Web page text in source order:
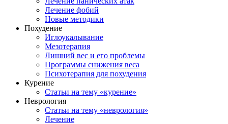
Лечение фобий
Новые методики
Похудение
Иглоукалывание
Мезотерапия
Лишний вес и его проблемы
Программы снижения веса
Психотерапия для похудения
Курение
Статьи на тему «курение»
Неврология
Статьи на тему «неврология»
Лечение